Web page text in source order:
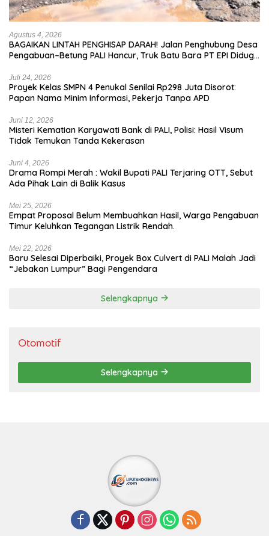
Agustus 4, 2026
BAGAIKAN LINTAH PENGHISAP DARAH! Jalan Penghubung Desa
Pengabuan–Betung PALI Hancur, Truk Batu Bara PT EPI Diduga
Juli 24, 2026
Proyek Kelas SMPN 4 Penukal Senilai Rp298 Juta Disorot:
Papan Nama Minim Informasi, Pekerja Tanpa APD
Juni 12, 2026
Misteri Kematian Karyawati Bank di PALI, Polisi: Hasil Visum
Tidak Temukan Tanda Kekerasan
Juni 4, 2026
Drama Rompi Merah : Wakil Bupati PALI Terjaring OTT, Sebut
Ada Pihak Lain di Balik Kasus
Mei 25, 2026
Empat Proposal Belum Membuahkan Hasil, Warga Pengabuan
Timur Keluhkan Tegangan Listrik Rendah.
Mei 22, 2026
Baru Selesai Diperbaiki, Proyek Box Culvert di PALI Malah Jadi
“Jebakan Lumpur” Bagi Pengendara
Selengkapnya
Otomotif
Selengkapnya